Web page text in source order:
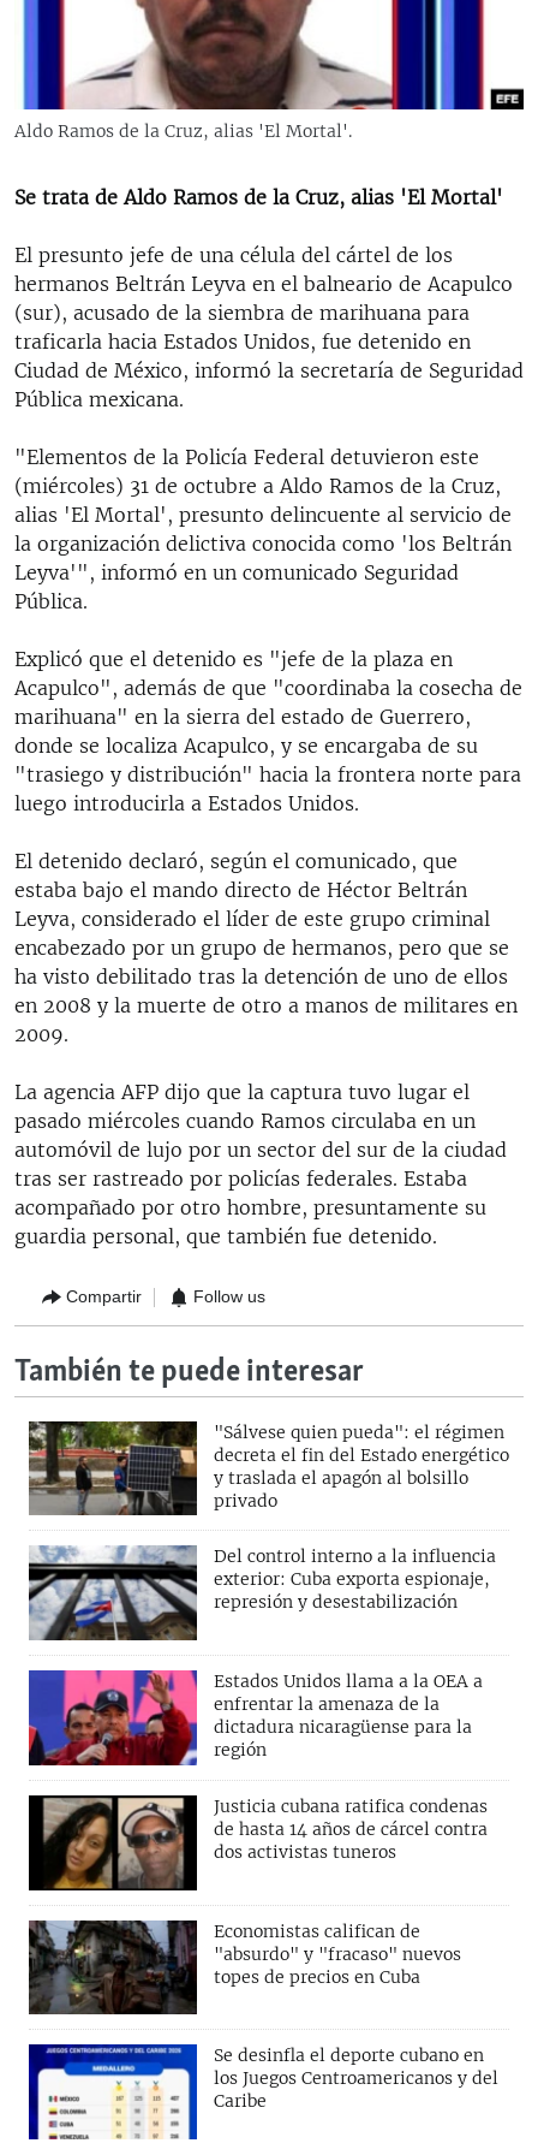
ESPECIALES
ESPECIALES
SER VIEJO EN CUBA
LOS SANTOS DE HIALEAH
DESINFORMACIÓN RUSA EN AMÉRICA LATINA
LA INVASIÓN DE RUSIA A UCRANIA
MULTIMEDIA
Aldo Ramos de la Cruz, alias 'El Mortal'.
Se trata de Aldo Ramos de la Cruz, alias 'El Mortal'
El presunto jefe de una célula del cártel de los
hermanos Beltrán Leyva en el balneario de Acapulco
(sur), acusado de la siembra de marihuana para
traficarla hacia Estados Unidos, fue detenido en
Ciudad de México, informó la secretaría de Seguridad
Pública mexicana.
"Elementos de la Policía Federal detuvieron este
(miércoles) 31 de octubre a Aldo Ramos de la Cruz,
alias 'El Mortal', presunto delincuente al servicio de
la organización delictiva conocida como 'los Beltrán
Leyva'", informó en un comunicado Seguridad
Pública.
Explicó que el detenido es "jefe de la plaza en
Acapulco", además de que "coordinaba la cosecha de
marihuana" en la sierra del estado de Guerrero,
donde se localiza Acapulco, y se encargaba de su
"trasiego y distribución" hacia la frontera norte para
luego introducirla a Estados Unidos.
El detenido declaró, según el comunicado, que
estaba bajo el mando directo de Héctor Beltrán
Leyva, considerado el líder de este grupo criminal
encabezado por un grupo de hermanos, pero que se
ha visto debilitado tras la detención de uno de ellos
en 2008 y la muerte de otro a manos de militares en
2009.
La agencia AFP dijo que la captura tuvo lugar el
pasado miércoles cuando Ramos circulaba en un
automóvil de lujo por un sector del sur de la ciudad
tras ser rastreado por policías federales. Estaba
acompañado por otro hombre, presuntamente su
guardia personal, que también fue detenido.
Compartir Follow us
También te puede interesar
"Sálvese quien pueda": el régimen
decreta el fin del Estado energético
y traslada el apagón al bolsillo
privado
Del control interno a la influencia
exterior: Cuba exporta espionaje,
represión y desestabilización
Estados Unidos llama a la OEA a
enfrentar la amenaza de la
dictadura nicaragüense para la
región
Justicia cubana ratifica condenas
de hasta 14 años de cárcel contra
dos activistas tuneros
Economistas califican de
"absurdo" y "fracaso" nuevos
topes de precios en Cuba
Se desinfla el deporte cubano en
los Juegos Centroamericanos y del
Caribe